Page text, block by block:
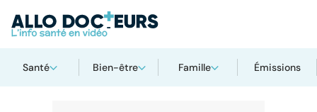
Santé Bien-être Famille Émissions